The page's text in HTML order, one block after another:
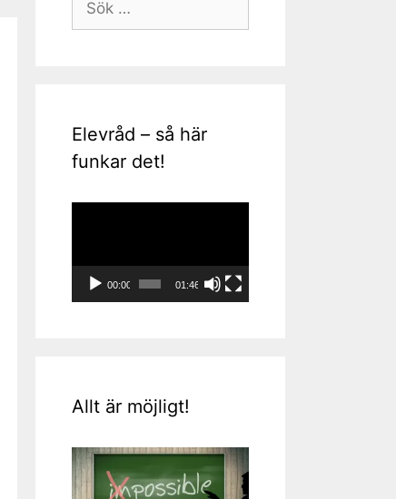
efter:
Elevråd – så här
funkar det!
00:00 01:46
Allt är möjligt!